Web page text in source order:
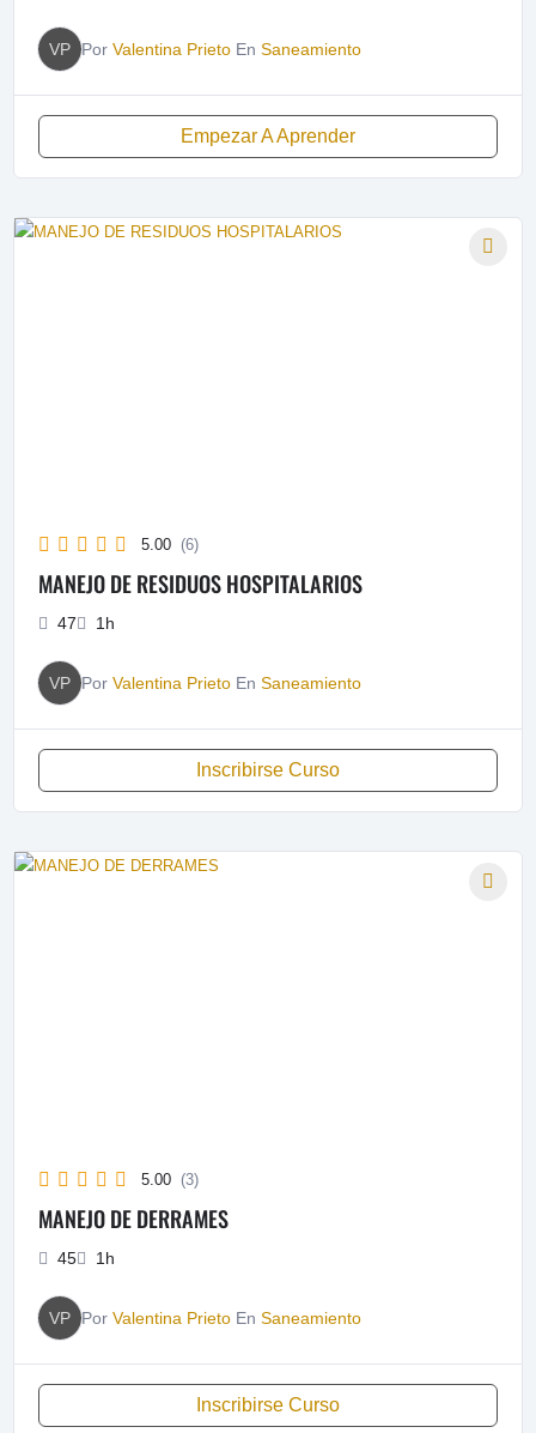
VP Por Valentina PrietoEn Saneamiento
Empezar A Aprender
5.00 (6)
MANEJO DE RESIDUOS HOSPITALARIOS
47 1h
VP Por Valentina PrietoEn Saneamiento
Inscribirse Curso
5.00 (3)
MANEJO DE DERRAMES
45 1h
VP Por Valentina PrietoEn Saneamiento
Inscribirse Curso